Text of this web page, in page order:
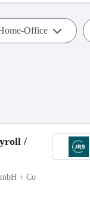
Office
/
+ Co